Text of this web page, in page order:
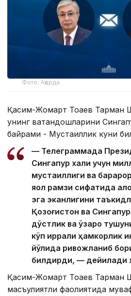
Фото: Ақорда
Қасим-Жомарт Тоқаев Тарман
унинг ватандошларини
байрами - Мустақиллик куни
— Телеграммада
Сингапур халқи учун
мустақиллиги ва
яққол рамзи сифатида
эга эканлигини
Қозоғистон ва
дўстлик ва ўзаро
кўп қиррали ҳамкорлик
йўлида ривожланиб
билдирди, — дейилади
Қасим-Жомарт Тоқаев Тарман
масъулиятли фаолиятида